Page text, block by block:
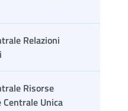
Relazioni
Risorse
Unica